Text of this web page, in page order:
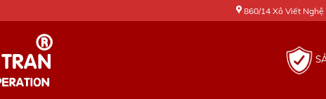
860/14 Xô Viết Nghệ